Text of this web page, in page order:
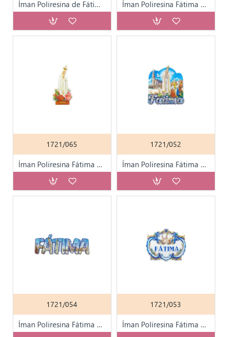
Íman Poliresina de Fátima Aparição/ Santuário Azul Íman Poliresina Fátima Coroada C/ Flores
1721/065
Íman Poliresina Fátima Coroada C/ Flores
1721/052
Íman Poliresina Fátima Div. Motivos
1721/054
Íman Poliresina Fátima Div. Motivos
1721/053
Íman Poliresina Fátima Div. Motivos